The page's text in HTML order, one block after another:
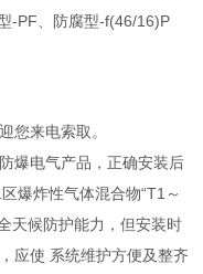
-PF、防腐型-f(46/16)P
您来电索取。
爆电气产品，正确安装后
爆炸性气体混合物“T1～
天候防护能力，但安装时
应使 系统维护方便及整齐